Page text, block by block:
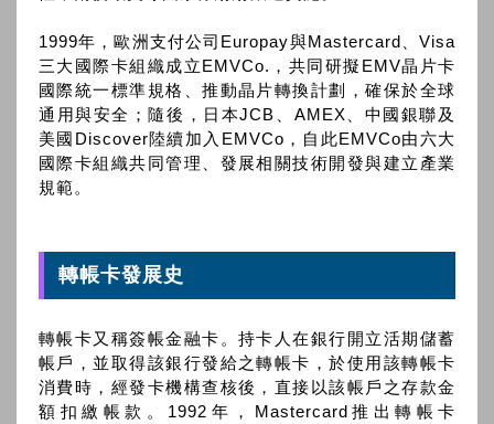
1999年，歐洲支付公司Europay與Mastercard、Visa
三大國際卡組織成立EMVCo.，共同研擬EMV晶片卡
國際統一標準規格、推動晶片轉換計劃，確保於全球
通用與安全；隨後，日本JCB、AMEX、中國銀聯及
美國Discover陸續加入EMVCo，自此EMVCo由六大
國際卡組織共同管理、發展相關技術開發與建立產業
規範。
轉帳卡發展史
轉帳卡又稱簽帳金融卡。持卡人在銀行開立活期儲蓄
帳戶，並取得該銀行發給之轉帳卡，於使用該轉帳卡
消費時，經發卡機構查核後，直接以該帳戶之存款金
額扣繳帳款。1992年，Mastercard推出轉帳卡